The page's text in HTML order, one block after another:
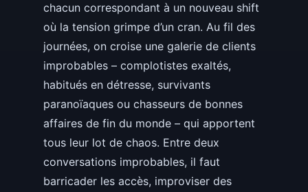
chacun correspondant à un nouveau shift
où la tension grimpe d’un cran. Au fil des
journées, on croise une galerie de clients
improbables – complotistes exaltés,
habitués en détresse, survivants
paranoïaques ou chasseurs de bonnes
affaires de fin du monde – qui apportent
tous leur lot de chaos. Entre deux
conversations improbables, il faut
barricader les accès, improviser des